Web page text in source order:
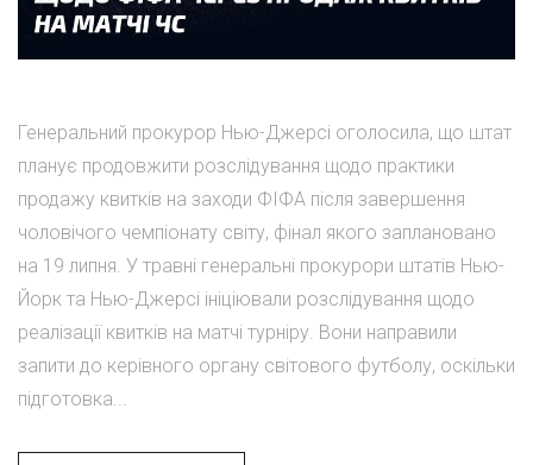
Генеральний прокурор Нью-Джерсі оголосила, що штат
планує продовжити розслідування щодо практики
продажу квитків на заходи ФІФА після завершення
чоловічого чемпіонату світу, фінал якого заплановано
на 19 липня. У травні генеральні прокурори штатів Нью-
Йорк та Нью-Джерсі ініціювали розслідування щодо
реалізації квитків на матчі турніру. Вони направили
запити до керівного органу світового футболу, оскільки
підготовка...